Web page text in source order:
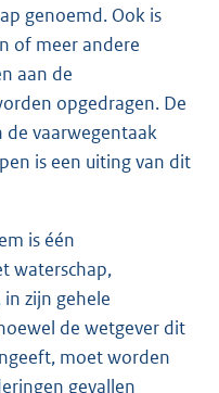
genoemd. Ook is
of meer andere
aan de
opgedragen. De
de vaarwegentaak
is een uiting van dit
is één
waterschap,
zijn gehele
de wetgever dit
moet worden
gevallen